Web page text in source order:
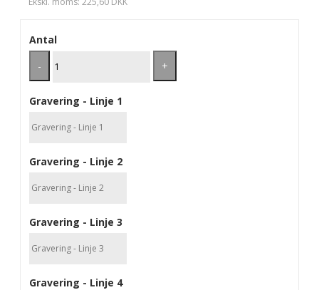
Antal
-
+
Gravering - Linje 1
Gravering - Linje 2
Gravering - Linje 3
Gravering - Linje 4